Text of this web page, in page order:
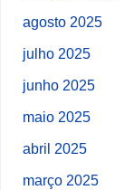
agosto 2025
julho 2025
junho 2025
maio 2025
abril 2025
março 2025